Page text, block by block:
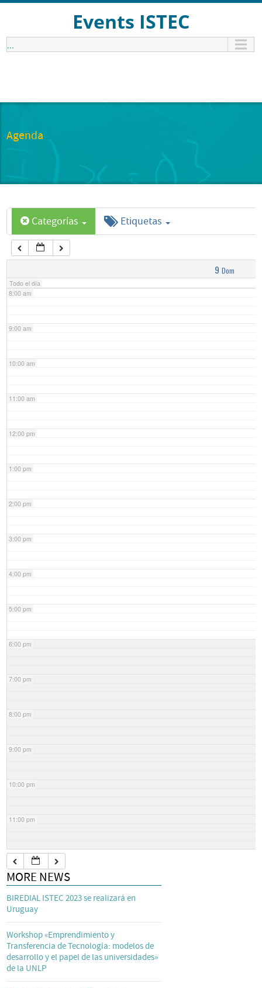
Events ISTEC
...
Agenda
Categorías Etiquetas
9 Dom
Todo el día
1:00 am
6:00 am
7:00 am
8:00 am
9:00 am
10:00 am
11:00 am
12:00 pm
1:00 pm
2:00 pm
3:00 pm
4:00 pm
5:00 pm
6:00 pm
7:00 pm
8:00 pm
9:00 pm
10:00 pm
11:00 pm
MORE NEWS
BIREDIAL ISTEC 2023 se realizará en
Uruguay
Workshop «Emprendimiento y
Transferencia de Tecnología: modelos de
desarrollo y el papel de las universidades»
de la UNLP